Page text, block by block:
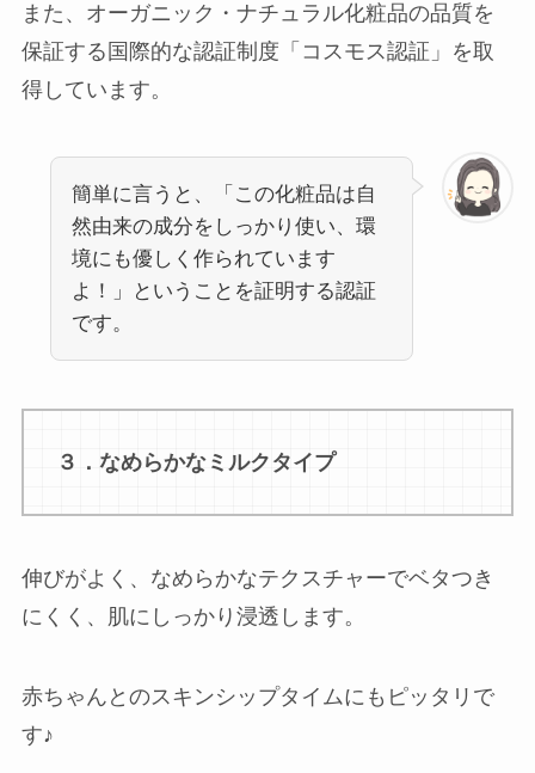
また、オーガニック・ナチュラル化粧品の品質を
保証する国際的な認証制度「コスモス認証」を取
得しています。
簡単に言うと、「この化粧品は自
然由来の成分をしっかり使い、環
境にも優しく作られています
よ！」ということを証明する認証
です。
３．なめらかなミルクタイプ
伸びがよく、なめらかなテクスチャーでベタつき
にくく、肌にしっかり浸透します。
赤ちゃんとのスキンシップタイムにもピッタリで
す♪